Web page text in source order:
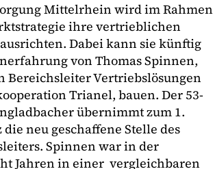
Mittelrhein wird im Rahmen
ihre vertrieblichen
Dabei kann sie künftig
von Thomas Spinnen,
Bereichsleiter Vertriebslösungen
Trianel, bauen. Der 53-
übernimmt zum 1.
neu geschaffene Stelle des
Spinnen war in der
Jahren in einer vergleichbaren